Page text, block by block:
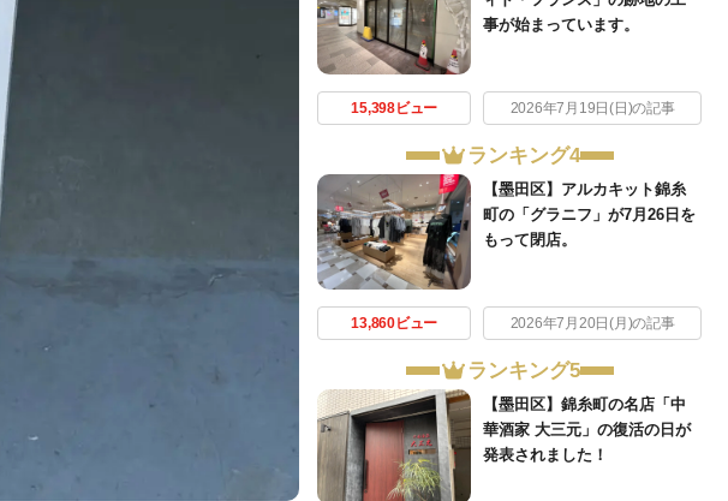
事が始まっています。
15,398ビュー 2026年7月19日(日)の記事
ランキング4
【墨田区】アルカキット錦糸
町の「グラニフ」が7月26日を
もって閉店。
13,860ビュー 2026年7月20日(月)の記事
ランキング5
【墨田区】錦糸町の名店「中
華酒家 大三元」の復活の日が
発表されました！